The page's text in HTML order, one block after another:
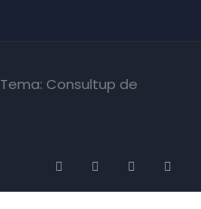
Tema: Consultup de